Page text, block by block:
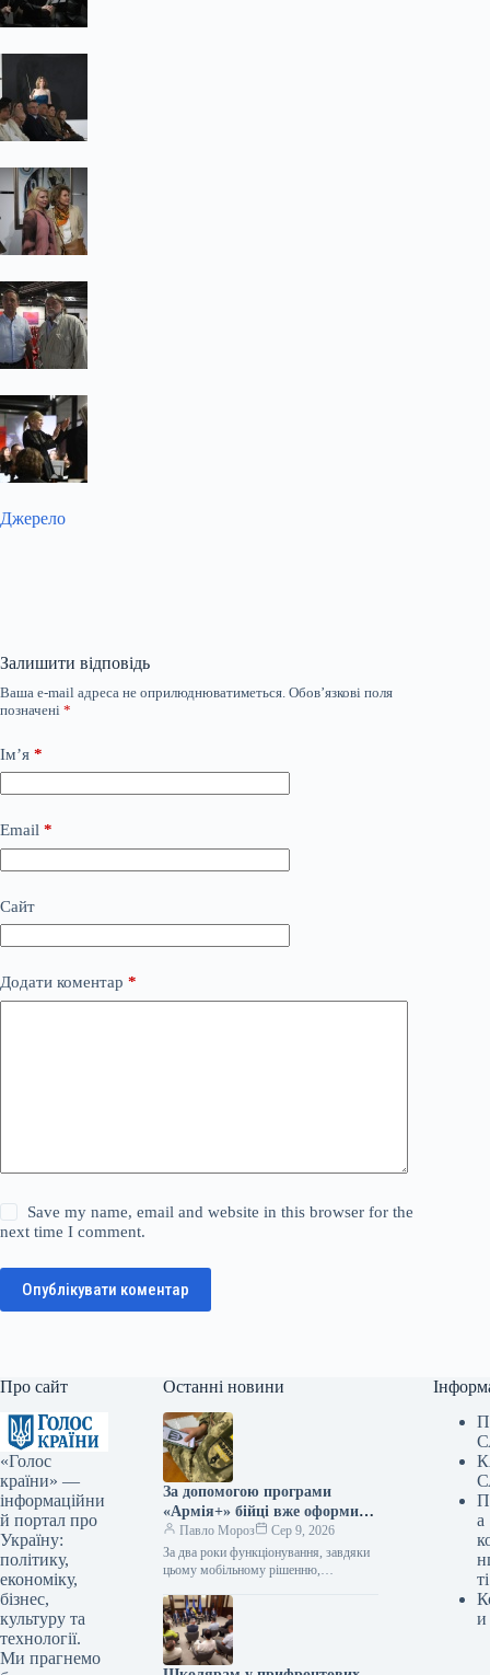
Джерело
Залишити відповідь
Ваша e-mail адреса не оприлюднюватиметься. Обов’язкові поля
позначені *
Ім’я *
Email *
Сайт
Додати коментар *
Save my name, email and website in this browser for the
next time I comment.
Опублікувати коментар
Про сайт
«Голос
країни» —
інформаційни
й портал про
Україну:
політику,
економіку,
бізнес,
культуру та
технології.
Ми прагнемо
Останні новини
За допомогою програми
«Армія+» бійці вже оформили
майже 3 мільйони рапортів.
Павло Мороз
Сер 9, 2026
За два роки функціонування, завдяки
цьому мобільному рішенню,
приблизно 3 мільйони рапортів. За
інформацією, наданою Укрінформом,
це…
а
ті
и